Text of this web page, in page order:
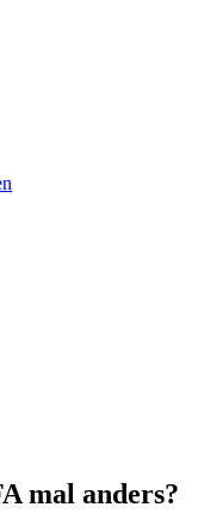
mal anders?